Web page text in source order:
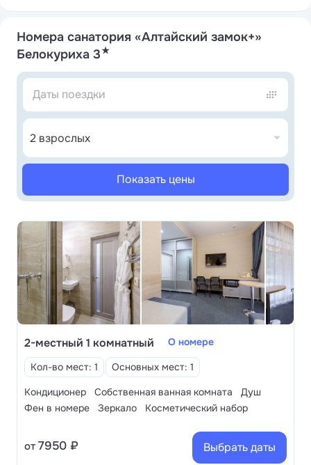
техникой, вместительной мебелью для хранения
вещей. Для удобства гостей оборудована кухонная
зона.
Идеальное место для гостей, которые
предпочитают проживать в тишине и уединении,
но при этом любят активно проводить свободное
время: посещать экскурсии, терренкуры, кататься
на лыжах и другой активный отдых, наслаждаясь
целебным воздухом курорта Белокуриха.
На сегодняшний день в дополнительном корпусе
предоставляются услуги проживания. Но в скором
времени мы завершим оснащение кабинетов
медицинской техникой и будем проводить здесь
лечебные процедуры.
Номера санатория «Алтайский замок+»
Белокуриха 3★
2 взрослых
Показать цены
2-местный 1 комнатный
О номере
Кол-во мест: 1
Основных мест: 1
Кондиционер
Собственная ванная комната
Душ
Фен в номере
Зеркало Косметический набор
от 7950 ₽ Выбрать даты